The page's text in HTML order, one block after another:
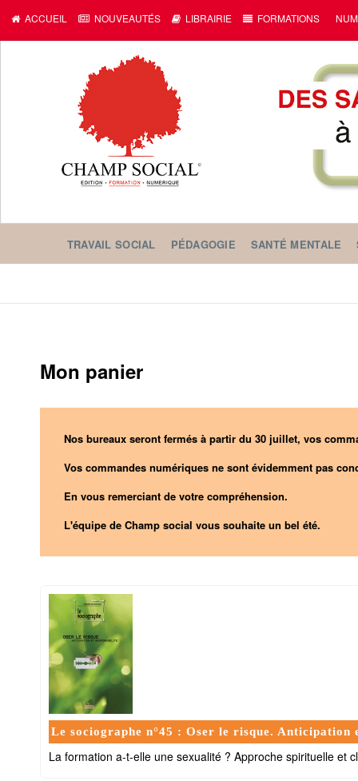
ACCUEIL NOUVEAUTÉS LIBRAIRIE FORMATIONS
TRAVAIL SOCIAL PÉDAGOGIE SANTÉ MENTALE
Mon panier
Nos bureaux seront fermés à partir du 30 juillet, vos
Vos commandes numériques ne sont évidemment pas
En vous remerciant de votre compréhension.
L'équipe de Champ social vous souhaite un bel été.
Le sociographe n°45 : Oser le risque. Anticipation
La formation a-t-elle une sexualité ? Approche spirituelle et